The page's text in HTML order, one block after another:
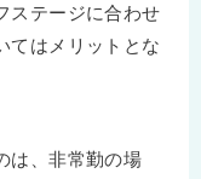
ステージに合わせ
てはメリットとな
は、非常勤の場